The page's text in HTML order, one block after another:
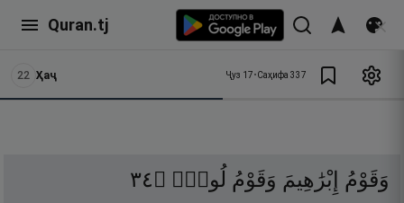
Quran.tj
22 Ҳаҷ Ҷуз 17•Саҳифа 337
وَقَوْمُ إِبْرَٰهِيمَ وَقَوْمُ لُوطٍۢ ۝٤٣